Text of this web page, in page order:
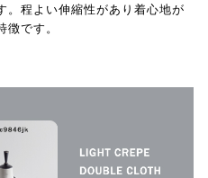
。程よい伸縮性があり着心地が
です。